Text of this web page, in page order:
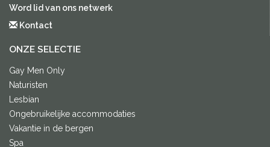
Word lid van ons netwerk
Kontact
ONZE SELECTIE
Gay Men Only
Naturisten
Lesbian
Ongebruikelijke accommodaties
Vakantie in de bergen
Spa